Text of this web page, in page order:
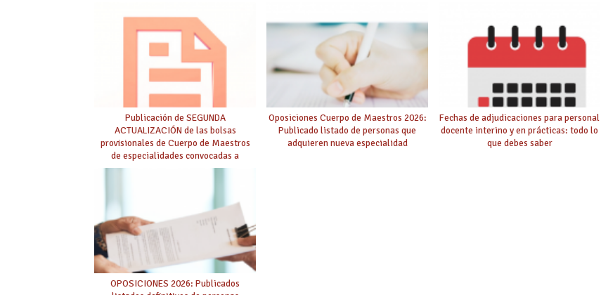
Publicación de SEGUNDA
ACTUALIZACIÓN de las bolsas
provisionales de Cuerpo de Maestros
de especialidades convocadas a
Oposiciones Cuerpo de Maestros 2026:
Publicado listado de personas que
adquieren nueva especialidad
Fechas de adjudicaciones para personal
docente interino y en prácticas: todo lo
que debes saber
OPOSICIONES 2026: Publicados